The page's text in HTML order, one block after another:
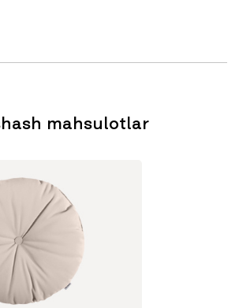
mahsulotlar